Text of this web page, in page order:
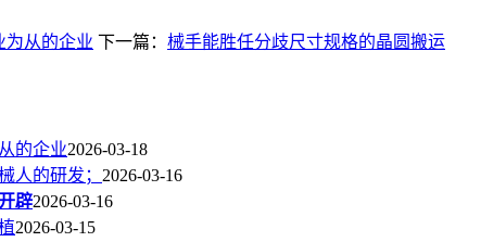
为从的企业 下一篇： 械手能胜任分歧尺寸规格的晶圆搬运
的企业2026-03-18
人的研发； 2026-03-16
辟2026-03-16
2026-03-15